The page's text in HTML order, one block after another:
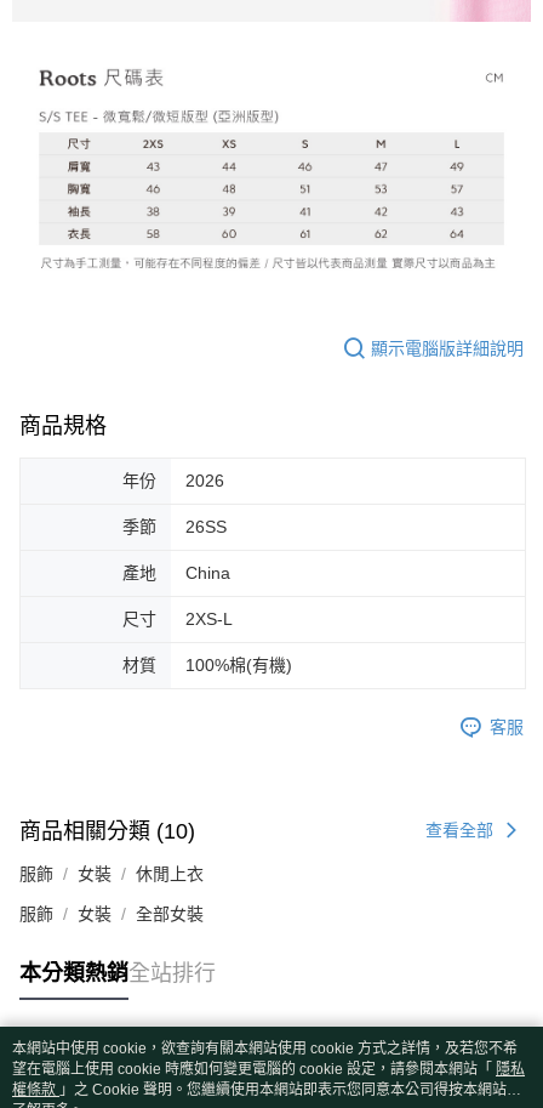
顯示電腦版詳細說明
商品規格
年份 2026
季節 26SS
產地 China
尺寸 2XS-L
材質 100%棉(有機)
客服
商品相關分類 (10) 查看全部
服飾 女裝 休閒上衣
服飾 女裝 全部女裝
本分類熱銷全站排行
熱門標籤
本網站中使用 cookie，欲查詢有關本網站使用 cookie 方式之詳情，及若您不希
望在電腦上使用 cookie 時應如何變更電腦的 cookie 設定，請參閱本網站「 隱私
權條款 」之 Cookie 聲明。您繼續使用本網站即表示您同意本公司得按本網站使